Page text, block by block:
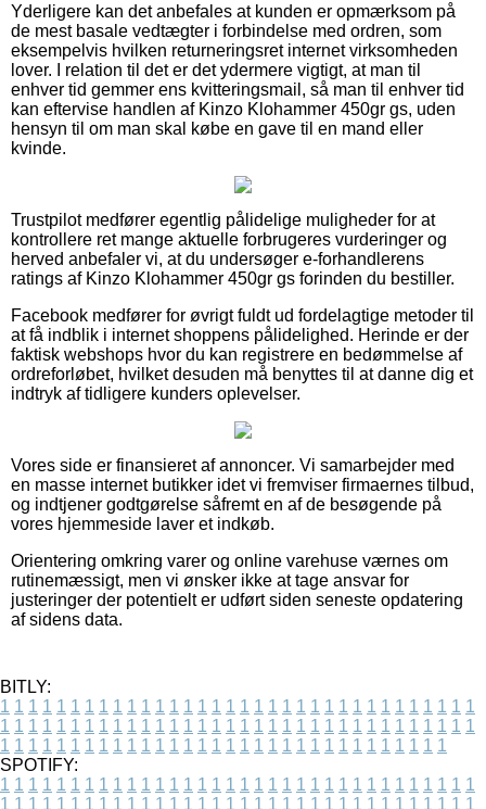
Yderligere kan det anbefales at kunden er opmærksom på
de mest basale vedtægter i forbindelse med ordren, som
eksempelvis hvilken returneringsret internet virksomheden
lover. I relation til det er det ydermere vigtigt, at man til
enhver tid gemmer ens kvitteringsmail, så man til enhver tid
kan eftervise handlen af Kinzo Klohammer 450gr gs, uden
hensyn til om man skal købe en gave til en mand eller
kvinde.
Trustpilot medfører egentlig pålidelige muligheder for at
kontrollere ret mange aktuelle forbrugeres vurderinger og
herved anbefaler vi, at du undersøger e-forhandlerens
ratings af Kinzo Klohammer 450gr gs forinden du bestiller.
Facebook medfører for øvrigt fuldt ud fordelagtige metoder til
at få indblik i internet shoppens pålidelighed. Herinde er der
faktisk webshops hvor du kan registrere en bedømmelse af
ordreforløbet, hvilket desuden må benyttes til at danne dig et
indtryk af tidligere kunders oplevelser.
Vores side er finansieret af annoncer. Vi samarbejder med
en masse internet butikker idet vi fremviser firmaernes tilbud,
og indtjener godtgørelse såfremt en af de besøgende på
vores hjemmeside laver et indkøb.
Orientering omkring varer og online varehuse værnes om
rutinemæssigt, men vi ønsker ikke at tage ansvar for
justeringer der potentielt er udført siden seneste opdatering
af sidens data.
BITLY:
1 1 1 1 1 1 1 1 1 1 1 1 1 1 1 1 1 1 1 1 1 1 1 1 1 1 1 1 1 1 1 1 1 1
1 1 1 1 1 1 1 1 1 1 1 1 1 1 1 1 1 1 1 1 1 1 1 1 1 1 1 1 1 1 1 1 1 1
1 1 1 1 1 1 1 1 1 1 1 1 1 1 1 1 1 1 1 1 1 1 1 1 1 1 1 1 1 1 1 1
SPOTIFY:
1 1 1 1 1 1 1 1 1 1 1 1 1 1 1 1 1 1 1 1 1 1 1 1 1 1 1 1 1 1 1 1 1 1
1 1 1 1 1 1 1 1 1 1 1 1 1 1 1 1 1 1 1 1 1 1 1 1 1 1 1 1 1 1 1 1 1 1